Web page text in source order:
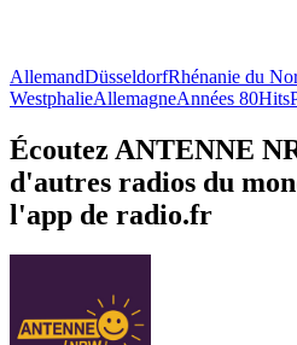
AllemandDüsseldorfRhénanie du
WestphalieAllemagneAnnées 80Hits
Écoutez ANTENNE
d'autres radios du
l'app de radio.fr